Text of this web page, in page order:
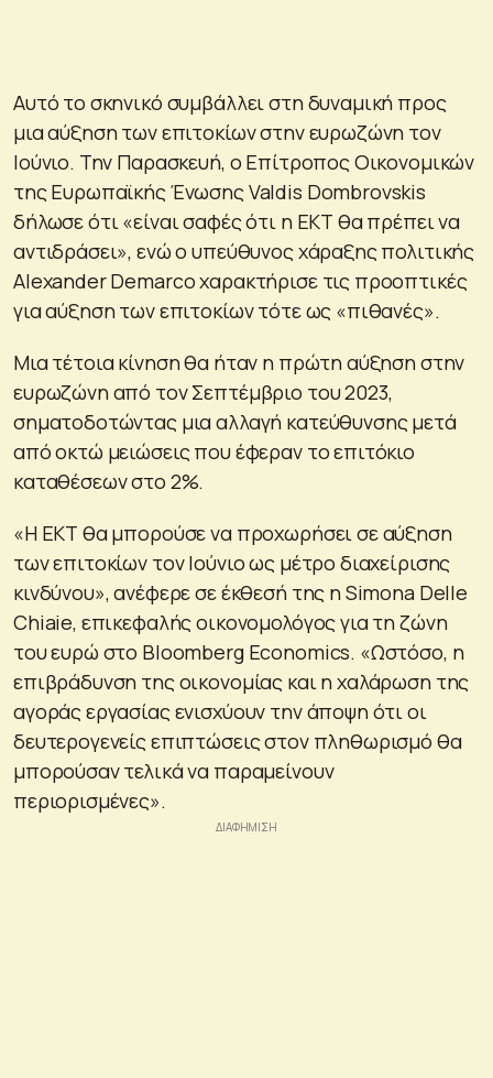
Αυτό το σκηνικό συμβάλλει στη δυναμική προς
μια αύξηση των επιτοκίων στην ευρωζώνη τον
Ιούνιο. Την Παρασκευή, ο Επίτροπος Οικονομικών
της Ευρωπαϊκής Ένωσης Valdis Dombrovskis
δήλωσε ότι «είναι σαφές ότι η ΕΚΤ θα πρέπει να
αντιδράσει», ενώ ο υπεύθυνος χάραξης πολιτικής
Alexander Demarco χαρακτήρισε τις προοπτικές
για αύξηση των επιτοκίων τότε ως «πιθανές».
Μια τέτοια κίνηση θα ήταν η πρώτη αύξηση στην
ευρωζώνη από τον Σεπτέμβριο του 2023,
σηματοδοτώντας μια αλλαγή κατεύθυνσης μετά
από οκτώ μειώσεις που έφεραν το επιτόκιο
καταθέσεων στο 2%.
«Η ΕΚΤ θα μπορούσε να προχωρήσει σε αύξηση
των επιτοκίων τον Ιούνιο ως μέτρο διαχείρισης
κινδύνου», ανέφερε σε έκθεσή της η Simona Delle
Chiaie, επικεφαλής οικονομολόγος για τη ζώνη
του ευρώ στo Bloomberg Economics. «Ωστόσο, η
επιβράδυνση της οικονομίας και η χαλάρωση της
αγοράς εργασίας ενισχύουν την άποψη ότι οι
δευτερογενείς επιπτώσεις στον πληθωρισμό θα
μπορούσαν τελικά να παραμείνουν
περιορισμένες».